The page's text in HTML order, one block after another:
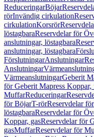
ReduceringarBöjar
rörInvändig cirkulation
cirkulationKorsrör
löstagbaraReservdelar för
anslutningar, löstagbara
anslutningar, löstagbara
FörslutningarAnslutningar
Anslutningar
VärmeanslutningarGeberit
för Geberit Mapress
MuffarReduceringar
för BöjarT-rörReservdelar
löstagbaraReservdelar för
Koppar, gasReservdelar för
gasMuffarReservdelar för